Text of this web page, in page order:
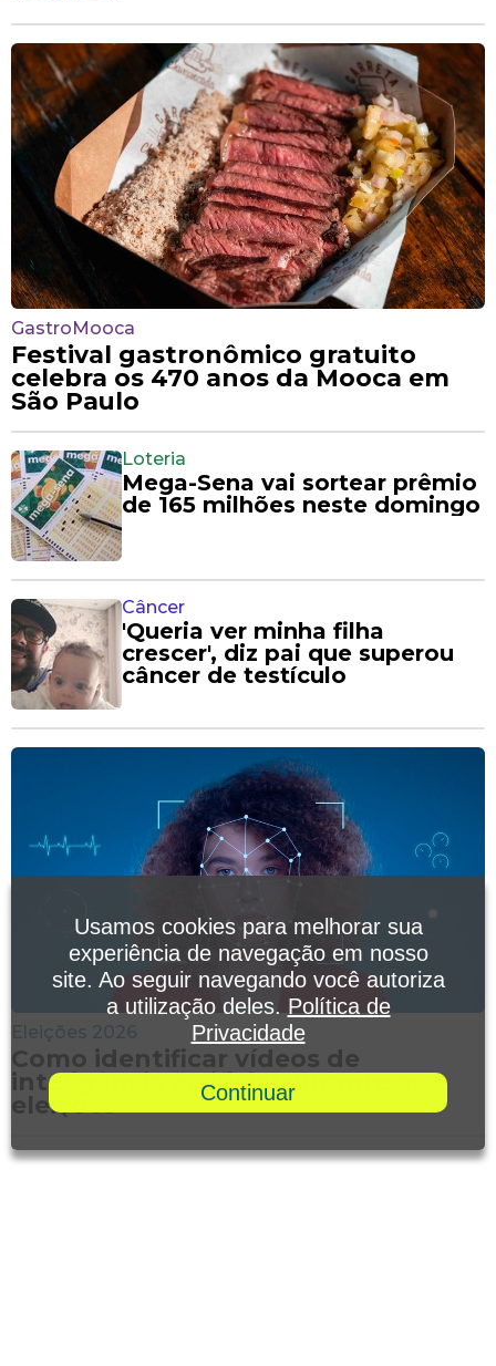
GastroMooca
Festival gastronômico gratuito
celebra os 470 anos da Mooca em
São Paulo
Loteria
Mega-Sena vai sortear prêmio
de 165 milhões neste domingo
Câncer
'Queria ver minha filha
crescer', diz pai que superou
câncer de testículo
Eleições 2026
Como identificar vídeos de
inteligência artificial durante as
eleições
Usamos cookies para melhorar sua
experiência de navegação em nosso
site. Ao seguir navegando você autoriza
a utilização deles. Política de
Privacidade
Continuar